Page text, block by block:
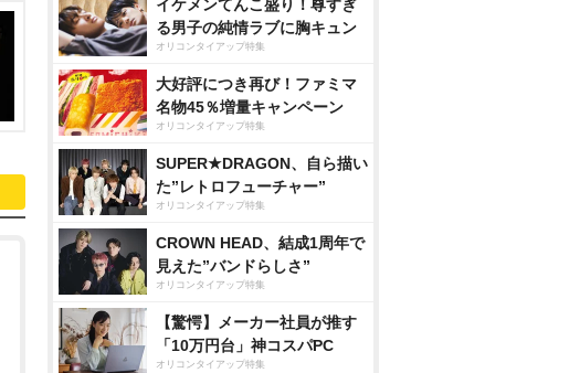
イケメンてんこ盛り！尊すぎ
る男子の純情ラブに胸キュン
オリコンタイアップ特集
大好評につき再び！ファミマ
名物45％増量キャンペーン
オリコンタイアップ特集
SUPER★DRAGON、自ら描い
た”レトロフューチャー”
オリコンタイアップ特集
CROWN HEAD、結成1周年で
見えた”バンドらしさ”
オリコンタイアップ特集
【驚愕】メーカー社員が推す
「10万円台」神コスパPC
オリコンタイアップ特集